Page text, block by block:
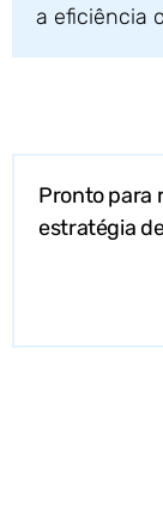
a eficiência
Pronto para
estratégia